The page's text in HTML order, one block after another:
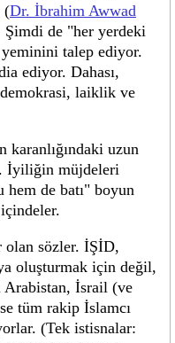
(Dr. İbrahim Awwad
Şimdi de "her yerdeki
talep ediyor.
ediyor. Dahası,
laiklik ve
uzun
İyiliğin müjdeleri
de batı" boyun
olan sözler. İŞİD,
oluşturmak için değil,
Arabistan, İsrail (ve
tüm rakip İslamcı
(Tek istisnalar: